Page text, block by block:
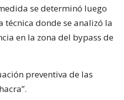
se determinó luego
técnica donde se analizó la
en la zona del bypass de
preventiva de las